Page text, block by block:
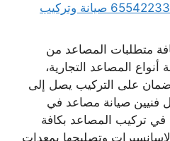
صيانة مصاعد في الكويت 65542233 صيانة وتركيب
متطلبات المصاعد من
المصاعد التجارية،
ضمان على التركيب يصل إلى
فنيين صيانة مصاعد في
في تركيب المصاعد بكافة
وتصليحها بمعدات